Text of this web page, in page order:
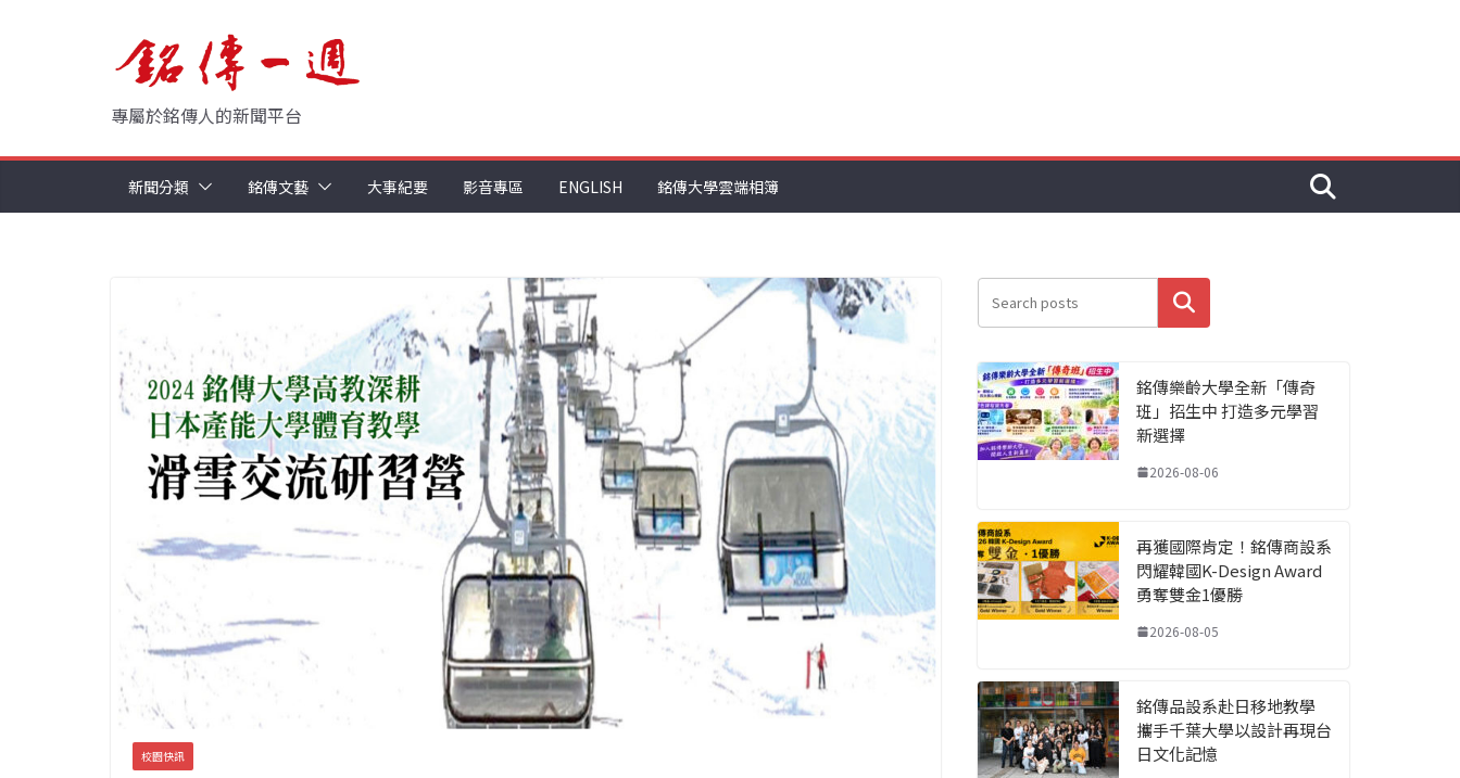
專屬於銘傳人的新聞平台
新聞分類 銘傳文藝 大事紀要 影音專區 ENGLISH 銘傳大學雲端相簿
校園快訊
搜尋
銘傳樂齡大學全新「傳奇
班」招生中 打造多元學習
新選擇
2026-08-06
再獲國際肯定！銘傳商設系
閃耀韓國K-Design Award
勇奪雙金1優勝
2026-08-05
銘傳品設系赴日移地教學
攜手千葉大學以設計再現台
日文化記憶